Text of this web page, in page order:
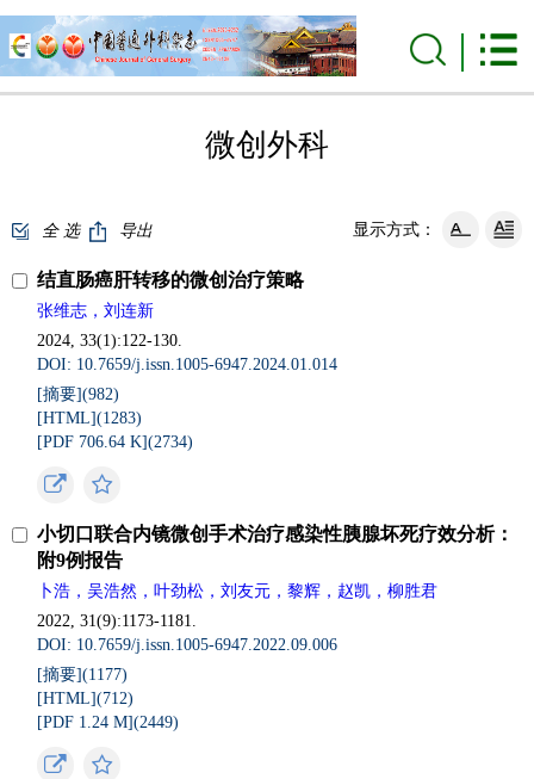
微创外科
全 选 导出 显示方式：
结直肠癌肝转移的微创治疗策略
张维志，刘连新
2024, 33(1):122-130.
DOI: 10.7659/j.issn.1005-6947.2024.01.014
[摘要](982)
[HTML](1283)
[PDF 706.64 K](2734)
小切口联合内镜微创手术治疗感染性胰腺坏死疗效分析：
附9例报告
卜浩，吴浩然，叶劲松，刘友元，黎辉，赵凯，柳胜君
2022, 31(9):1173-1181.
DOI: 10.7659/j.issn.1005-6947.2022.09.006
[摘要](1177)
[HTML](712)
[PDF 1.24 M](2449)